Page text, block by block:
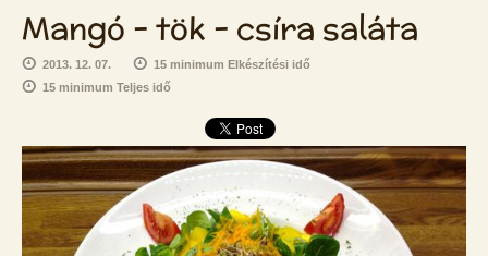
Mangó - tök - csíra saláta
2013. 12. 07.
15 minimum Elkészítési idő
15 minimum Teljes idő